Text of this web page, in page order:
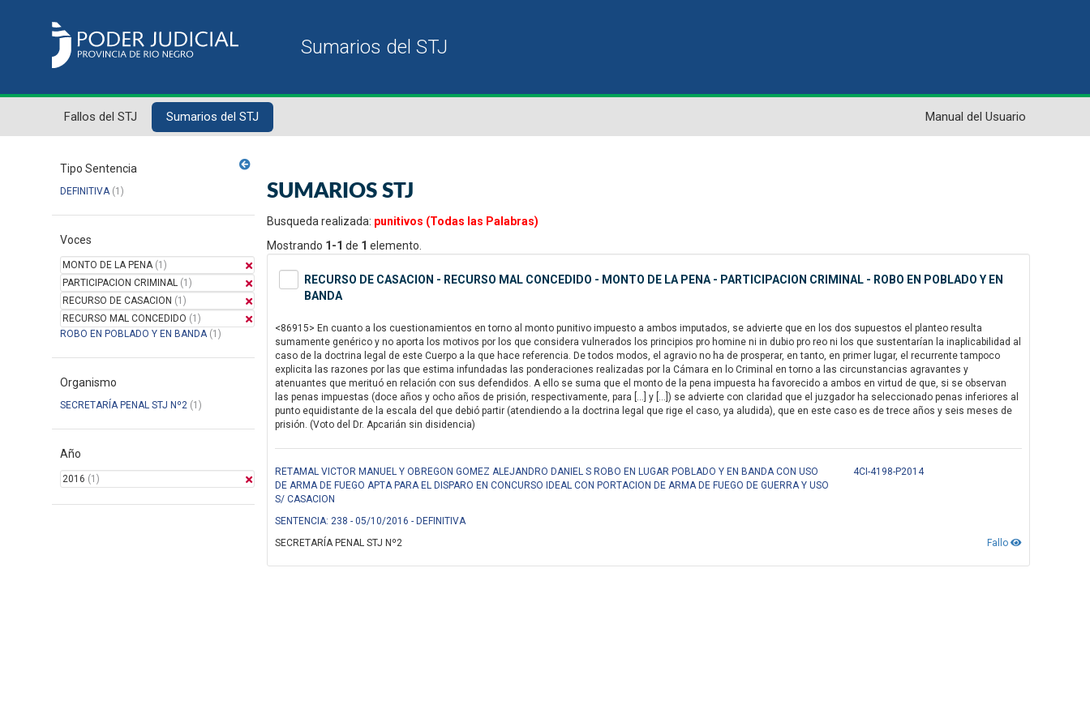
Fallos del STJ Sumarios del STJ Manual del Usuario
Tipo Sentencia
DEFINITIVA(1)
Voces
MONTO DE LA PENA(1)
PARTICIPACION CRIMINAL (1)
RECURSO DE CASACION (1)
RECURSO MAL CONCEDIDO (1)
ROBO EN POBLADO Y EN BANDA(1)
Organismo
SECRETARÍA PENAL STJ Nº2 (1)
Año
2016 (1)
SUMARIOS STJ
Busqueda realizada: punitivos (Todas las Palabras)
Mostrando 1-1 de 1 elemento.
RECURSO DE CASACION - RECURSO MAL CONCEDIDO - MONTO DE LA PENA - PARTICIPACION CRIMINAL - ROBO EN POBLADO Y EN
BANDA
<86915> En cuanto a los cuestionamientos en torno al monto punitivo impuesto a ambos imputados, se advierte que en los dos supuestos el planteo resulta
sumamente genérico y no aporta los motivos por los que considera vulnerados los principios pro homine ni in dubio pro reo ni los que sustentarían la inaplicabilidad al
caso de la doctrina legal de este Cuerpo a la que hace referencia. De todos modos, el agravio no ha de prosperar, en tanto, en primer lugar, el recurrente tampoco
explicita las razones por las que estima infundadas las ponderaciones realizadas por la Cámara en lo Criminal en torno a las circunstancias agravantes y
atenuantes que merituó en relación con sus defendidos. A ello se suma que el monto de la pena impuesta ha favorecido a ambos en virtud de que, si se observan
las penas impuestas (doce años y ocho años de prisión, respectivamente, para […] y […]) se advierte con claridad que el juzgador ha seleccionado penas inferiores al
punto equidistante de la escala del que debió partir (atendiendo a la doctrina legal que rige el caso, ya aludida), que en este caso es de trece años y seis meses de
prisión. (Voto del Dr. Apcarián sin disidencia)
RETAMAL VICTOR MANUEL Y OBREGON GOMEZ ALEJANDRO DANIEL S ROBO EN LUGAR POBLADO Y EN BANDA CON USO
DE ARMA DE FUEGO APTA PARA EL DISPARO EN CONCURSO IDEAL CON PORTACION DE ARMA DE FUEGO DE GUERRA Y USO
S/ CASACION
4CI-4198-P2014
SENTENCIA: 238 - 05/10/2016 - DEFINITIVA
Fallo
SECRETARÍA PENAL STJ Nº2